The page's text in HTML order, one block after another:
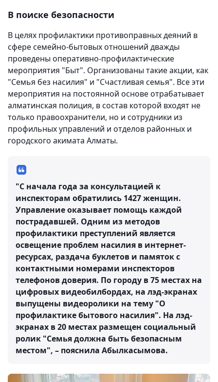
В поиске безопасности
В целях профилактики противоправных деяний в
сфере семейно-бытовых отношений дважды
проведены оперативно-профилактические
мероприятия "Быт". Организованы такие акции, как
"Семья без насилия" и "Счастливая семья". Все эти
мероприятия на постоянной основе отрабатывает
алматинская полиция, в состав которой входят не
только правоохранители, но и сотрудники из
профильных управлений и отделов районных и
городского акимата Алматы.
"С начала года за консультацией к
инспекторам обратились 1427 женщин.
Управление оказывает помощь каждой
пострадавшей. Одним из методов
профилактики преступлений является
освещение проблем насилия в интернет-
ресурсах, раздача буклетов и памяток с
контактными номерами инспекторов
телефонов доверия. По городу в 75 местах на
цифровых видеобилбордах, на лэд-экранах
выпущены видеоролики на тему "О
профилактике бытового насилия". На лэд-
экранах в 20 местах размещен социальный
ролик "Семья должна быть безопасным
местом", – пояснила Абылкасымова.